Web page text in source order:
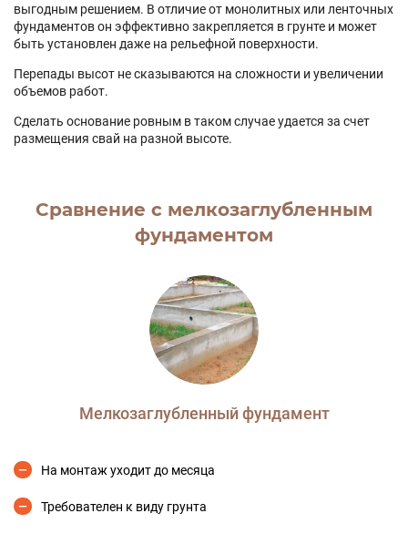
выгодным решением. В отличие от монолитных или ленточных
фундаментов он эффективно закрепляется в грунте и может
быть установлен даже на рельефной поверхности.
Перепады высот не сказываются на сложности и увеличении
объемов работ.
Сделать основание ровным в таком случае удается за счет
размещения свай на разной высоте.
Сравнение с мелкозаглубленным
фундаментом
Мелкозаглубленный фундамент
На монтаж уходит до месяца
Требователен к виду грунта